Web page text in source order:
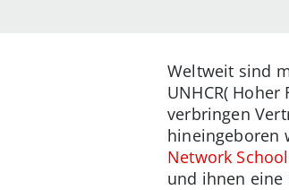
Weltweit sind
UNHCR(
verbringen
hineingeboren
Network
und ihnen eine